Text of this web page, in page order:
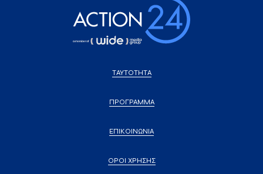
ΤΑΥΤΟΤΗΤΑ
ΠΡΟΓΡΑΜΜΑ
ΕΠΙΚΟΙΝΩΝΙΑ
ΟΡΟΙ ΧΡΗΣΗΣ